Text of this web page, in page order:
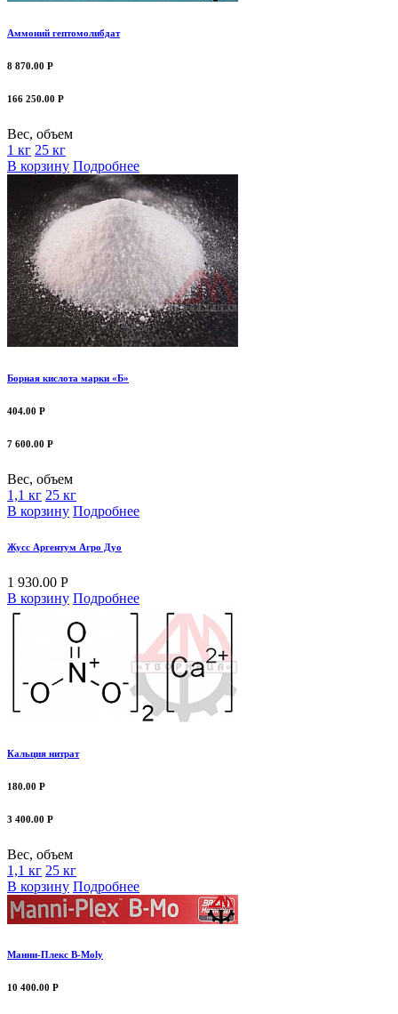
Аммоний гептомолибдат
8 870.00 Р
166 250.00 Р
Вес, объем
1 кг 25 кг
В корзину Подробнее
Борная кислота марки «Б»
404.00 Р
7 600.00 Р
Вес, объем
1,1 кг 25 кг
В корзину Подробнее
Жусс Аргентум Агро Дуо
1 930.00 Р
В корзину Подробнее
Кальция нитрат
180.00 Р
3 400.00 Р
Вес, объем
1,1 кг 25 кг
В корзину Подробнее
Манни-Плекс В-Моly
10 400.00 Р